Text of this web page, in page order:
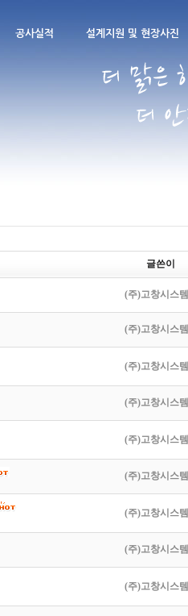
공사실적 설계지원 및 현장사진
글쓴이
(주)고창시스템
(주)고창시스템
(주)고창시스템
(주)고창시스템
(주)고창시스템
(주)고창시스템
(주)고창시스템
(주)고창시스템
(주)고창시스템